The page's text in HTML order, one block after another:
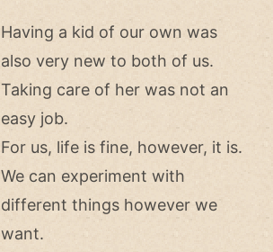
Having a kid of our own was
also very new to both of us.
Taking care of her was not an
easy job.
For us, life is fine, however, it is.
We can experiment with
different things however we
want.